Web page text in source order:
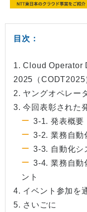
目次：
1. Cloud Operator
2025（CODT2025
2. ヤングオペレー
3. 今回表彰された
3-1. 発表概要
3-2. 業務自動
3-3. 自動化シ
3-4. 業務自動
ント
4. イベント参加を
5. さいごに